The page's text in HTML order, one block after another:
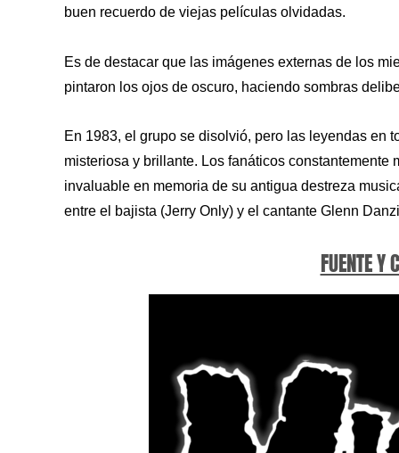
buen recuerdo de viejas películas olvidadas.
Es de destacar que las imágenes externas de los
pintaron los ojos de oscuro, haciendo sombras
En 1983, el grupo se disolvió, pero las leyendas en
misteriosa y brillante. Los fanáticos
invaluable en memoria de su antigua destreza
entre el bajista (Jerry Only) y el cantante Glenn
FUENTE Y